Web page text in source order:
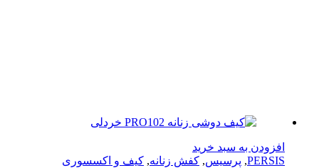
به سبد خرید
پرسیس, کفش زنانه,کیف و اکسسوری